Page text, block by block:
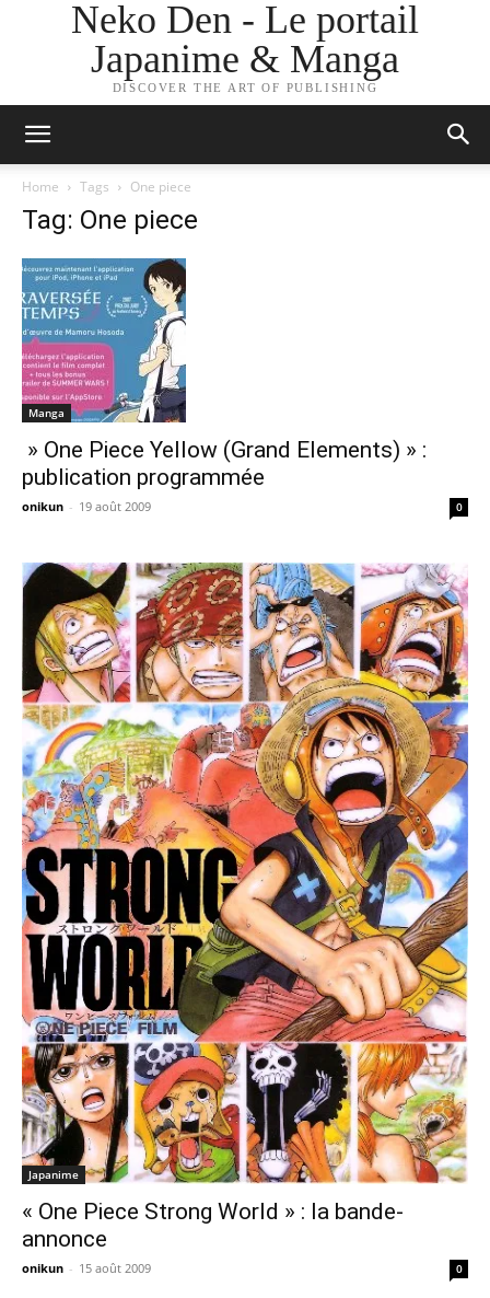
Neko Den - Le portail
Japanime & Manga
DISCOVER THE ART OF PUBLISHING
Home Tags One piece
Tag: One piece
Manga
» One Piece Yellow (Grand Elements) » :
publication programmée
onikun - 19 août 2009 0
Japanime
« One Piece Strong World » : la bande-
annonce
onikun - 15 août 2009 0